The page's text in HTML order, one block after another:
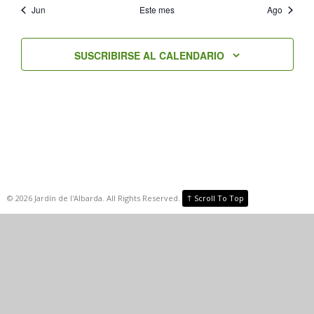
Jun Este mes Ago
SUSCRIBIRSE AL CALENDARIO
© 2026 Jardín de l'Albarda. All Rights Reserved. ↑ Scroll To Top